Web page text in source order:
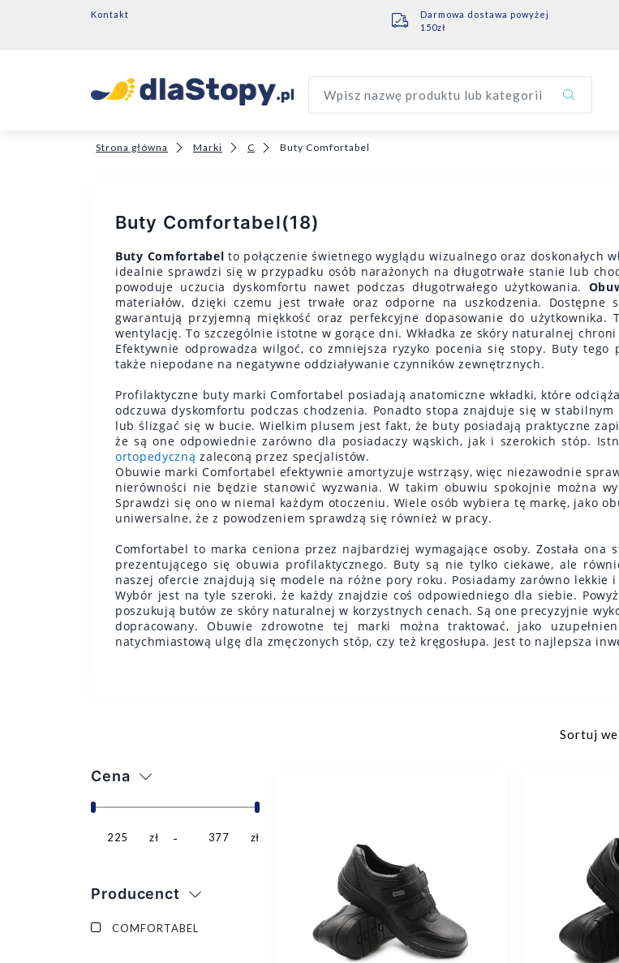
Kontakt
Darmowa dostawa powyżej
150zł
Wpisz nazwę produktu lub kategorii
Strona główna Marki C Buty Comfortabel
Buty Comfortabel(18)
Buty Comfortabel to połączenie świetnego wyglądu wizualnego oraz doskonałych
idealnie sprawdzi się w przypadku osób narażonych na długotrwałe stanie lub
powoduje uczucia dyskomfortu nawet podczas długotrwałego użytkowania.
materiałów, dzięki czemu jest trwałe oraz odporne na uszkodzenia.
gwarantują przyjemną miękkość oraz perfekcyjne dopasowanie do użytkownika.
wentylację. To szczególnie istotne w gorące dni. Wkładka ze skóry naturalnej
Efektywnie odprowadza wilgoć, co zmniejsza ryzyko pocenia się stopy. Buty
także niepodane na negatywne oddziaływanie czynników zewnętrznych.
Profilaktyczne buty marki Comfortabel posiadają anatomiczne wkładki, które
odczuwa dyskomfortu podczas chodzenia. Ponadto stopa znajduje się w
lub ślizgać się w bucie. Wielkim plusem jest fakt, że buty posiadają praktyczne
że są one odpowiednie zarówno dla posiadaczy wąskich, jak i szerokich stóp.
ortopedyczną zaleconą przez specjalistów.
Obuwie marki Comfortabel efektywnie amortyzuje wstrząsy, więc niezawodnie
nierówności nie będzie stanowić wyzwania. W takim obuwiu spokojnie można
Sprawdzi się ono w niemal każdym otoczeniu. Wiele osób wybiera tę markę, jako
uniwersalne, że z powodzeniem sprawdzą się również w pracy.
Comfortabel to marka ceniona przez najbardziej wymagające osoby. Została
prezentującego się obuwia profilaktycznego. Buty są nie tylko ciekawe, ale
naszej ofercie znajdują się modele na różne pory roku. Posiadamy zarówno lekkie
Wybór jest na tyle szeroki, że każdy znajdzie coś odpowiedniego dla siebie.
poszukują butów ze skóry naturalnej w korzystnych cenach. Są one precyzyjnie
dopracowany. Obuwie zdrowotne tej marki można traktować, jako
natychmiastową ulgę dla zmęczonych stóp, czy też kręgosłupa. Jest to najlepsza
Cena
225 zł 377 zł
Producenct
COMFORTABEL
Sortuj